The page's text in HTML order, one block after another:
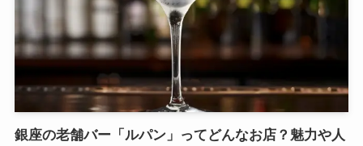
銀座の老舗バー「ルパン」ってどんなお店？魅力や人